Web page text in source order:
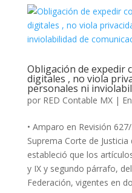
Obligación de expedir
digitales , no viola
personales ni
por RED Contable MX|
• Amparo en Revisión
Suprema Corte de Justicia
estableció que los
y IX y segundo párrafo,
Federación, vigentes en